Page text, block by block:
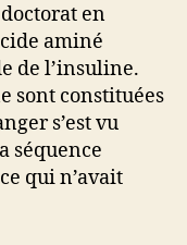
en
aminé
de l’insuline.
sont constituées
s’est vu
séquence
qui n’avait